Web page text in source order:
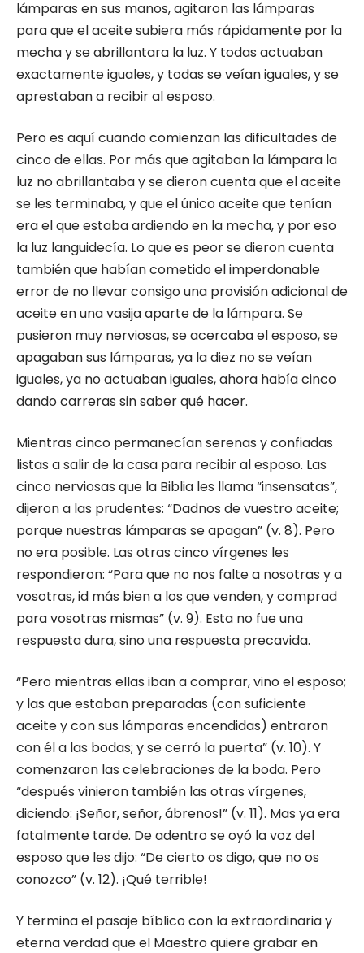
lámparas en sus manos, agitaron las lámparas
para que el aceite subiera más rápidamente por la
mecha y se abrillantara la luz. Y todas actuaban
exactamente iguales, y todas se veían iguales, y se
aprestaban a recibir al esposo.
Pero es aquí cuando comienzan las dificultades de
cinco de ellas. Por más que agitaban la lámpara la
luz no abrillantaba y se dieron cuenta que el aceite
se les terminaba, y que el único aceite que tenían
era el que estaba ardiendo en la mecha, y por eso
la luz languidecía. Lo que es peor se dieron cuenta
también que habían cometido el imperdonable
error de no llevar consigo una provisión adicional de
aceite en una vasija aparte de la lámpara. Se
pusieron muy nerviosas, se acercaba el esposo, se
apagaban sus lámparas, ya la diez no se veían
iguales, ya no actuaban iguales, ahora había cinco
dando carreras sin saber qué hacer.
Mientras cinco permanecían serenas y confiadas
listas a salir de la casa para recibir al esposo. Las
cinco nerviosas que la Biblia les llama “insensatas”,
dijeron a las prudentes: “Dadnos de vuestro aceite;
porque nuestras lámparas se apagan” (v. 8). Pero
no era posible. Las otras cinco vírgenes les
respondieron: “Para que no nos falte a nosotras y a
vosotras, id más bien a los que venden, y comprad
para vosotras mismas” (v. 9). Esta no fue una
respuesta dura, sino una respuesta precavida.
“Pero mientras ellas iban a comprar, vino el esposo;
y las que estaban preparadas (con suficiente
aceite y con sus lámparas encendidas) entraron
con él a las bodas; y se cerró la puerta” (v. 10). Y
comenzaron las celebraciones de la boda. Pero
“después vinieron también las otras vírgenes,
diciendo: ¡Señor, señor, ábrenos!” (v. 11). Mas ya era
fatalmente tarde. De adentro se oyó la voz del
esposo que les dijo: “De cierto os digo, que no os
conozco” (v. 12). ¡Qué terrible!
Y termina el pasaje bíblico con la extraordinaria y
eterna verdad que el Maestro quiere grabar en